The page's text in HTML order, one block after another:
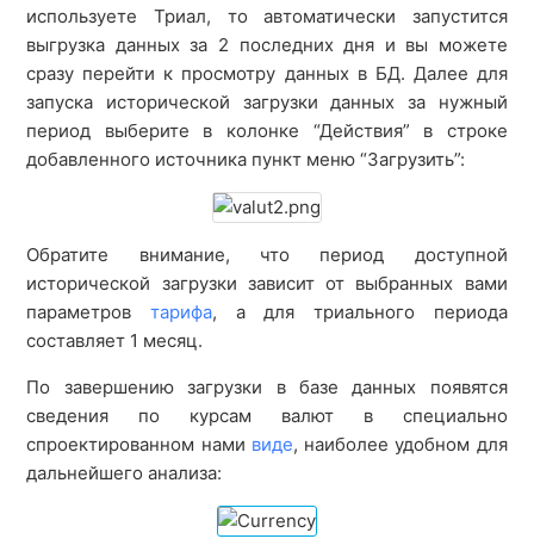
используете Триал, то автоматически запустится
выгрузка данных за 2 последних дня и вы можете
сразу перейти к просмотру данных в БД. Далее для
запуска исторической загрузки данных за нужный
период выберите в колонке “Действия” в строке
добавленного источника пункт меню “Загрузить”:
Обратите внимание, что период доступной
исторической загрузки зависит от выбранных вами
параметровтарифа, а для триального периода
составляет 1 месяц.
По завершению загрузки в базе данных появятся
сведения по курсам валют в специально
спроектированном нами виде, наиболее удобном для
дальнейшего анализа: